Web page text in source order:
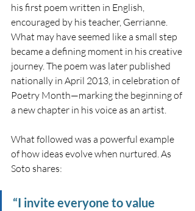
his first poem written in English,
encouraged by his teacher, Gerrianne.
What may have seemed like a small step
became a defining moment in his creative
journey. The poem was later published
nationally in April 2013, in celebration of
Poetry Month—marking the beginning of
a new chapter in his voice as an artist.
What followed was a powerful example
of how ideas evolve when nurtured. As
Soto shares:
“I invite everyone to value